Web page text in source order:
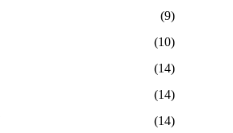
(9)
(10)
(14)
(14)
(14)